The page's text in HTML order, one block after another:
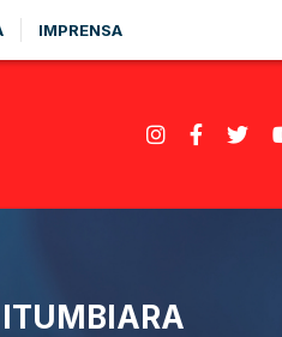
IMPRENSA
ITUMBIARA